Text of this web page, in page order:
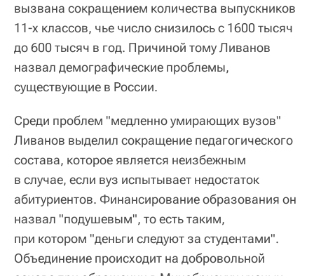
вызвана сокращением количества выпускников
11-х классов, чье число снизилось с 1600 тысяч
до 600 тысяч в год. Причиной тому Ливанов
назвал демографические проблемы,
существующие в России.
Среди проблем "медленно умирающих вузов"
Ливанов выделил сокращение педагогического
состава, которое является неизбежным
в случае, если вуз испытывает недостаток
абитуриентов. Финансирование образования он
назвал "подушевым", то есть таким,
при котором "деньги следуют за студентами".
Объединение происходит на добровольной